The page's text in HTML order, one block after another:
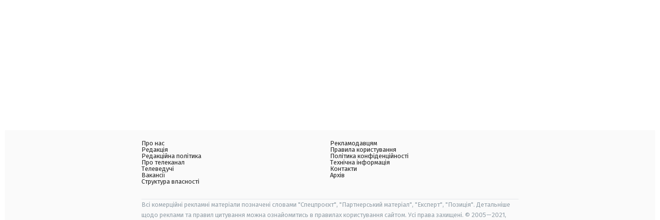
Про нас
Редакція
Редакційна політика
Про телеканал
Телеведучі
Вакансії
Структура власності
Рекламодавцям
Правила користування
Політика конфіденційності
Технічна інформація
Контакти
Архів
Всі комерційні рекламні матеріали позначені словами "Спецпроєкт", "Партнерський матеріал", "Експерт", "Позиція". Детальніше
щодо реклами та правил цитування можна ознайомитись в правилах користування сайтом. Усі права захищені. © 2005—2021,